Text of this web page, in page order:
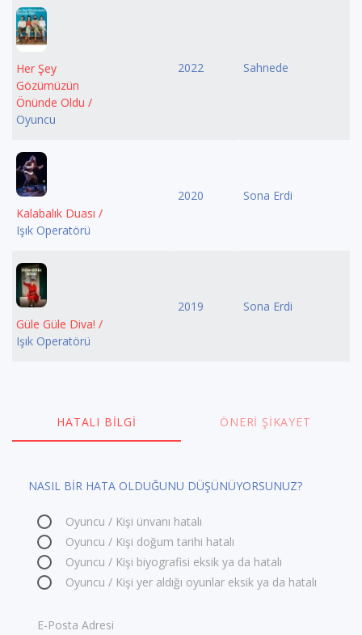
Her Şey
Gözümüzün
Önünde Oldu /
Oyuncu
2022 Sahnede
Kalabalık Duası /
Işık Operatörü
2020 Sona Erdi
Güle Güle Diva! /
Işık Operatörü
2019 Sona Erdi
HATALI BILGI ÖNERI ŞIKAYET
NASIL BİR HATA OLDUĞUNU DÜŞÜNÜYORSUNUZ?
Oyuncu / Kişi ünvanı hatalı
Oyuncu / Kişi doğum tarihi hatalı
Oyuncu / Kişi biyografisi eksik ya da hatalı
Oyuncu / Kişi yer aldığı oyunlar eksik ya da hatalı
E-Posta Adresi